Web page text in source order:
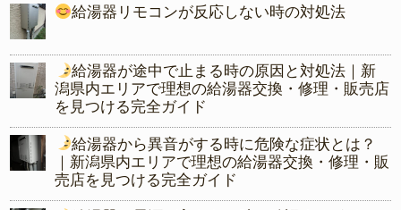
給湯器リモコンが反応しない時の対処法
給湯器が途中で止まる時の原因と対処法｜新
潟県内エリアで理想の給湯器交換・修理・販売店
を見つける完全ガイド
給湯器から異音がする時に危険な症状とは？
｜新潟県内エリアで理想の給湯器交換・修理・販
売店を見つける完全ガイド